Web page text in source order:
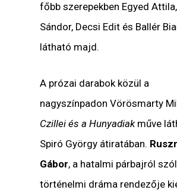
főbb szerepekben Egyed
Sándor, Decsi Edit és Ballér
látható majd.
A prózai darabok közül a
nagyszínpadon Vörösmarty
Czillei és a Hunyadiak műve
Spiró György átiratában.
Gábor, a hatalmi párbajról
történelmi dráma rendezője